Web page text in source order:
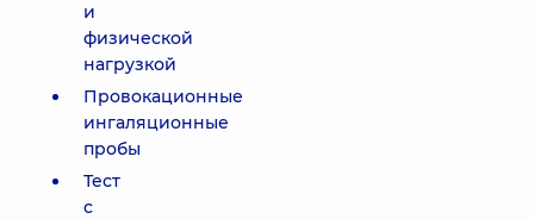
и
физической
нагрузкой
Провокационные
ингаляционные
пробы
Тест
с